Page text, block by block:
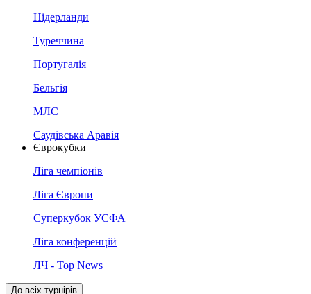
Нідерланди
Туреччина
Португалія
Бельгія
МЛС
Саудівська Аравія
Єврокубки
Ліга чемпіонів
Ліга Європи
Суперкубок УЄФА
Ліга конференцій
ЛЧ - Top News
До всіх турнірів